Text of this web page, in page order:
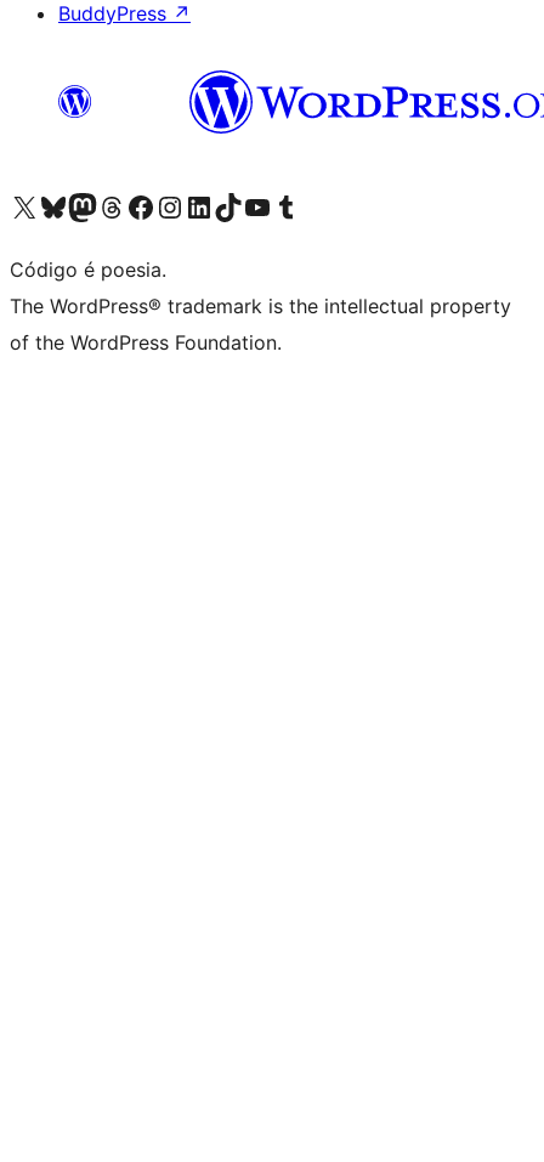
BuddyPress ↗
Visite a nossa conta X (antigo Twitter)
Visit our Bluesky account
Visit our Mastodon account
Visit our Threads account
Visite a nossa página do Facebook
Visite a nossa conta no Instagram
Visite a nossa conta no LinkedIn
Visit our TikTok account
Visit our YouTube channel
Visit our Tumblr account
Código é poesia.
The WordPress® trademark is the intellectual property
of the WordPress Foundation.